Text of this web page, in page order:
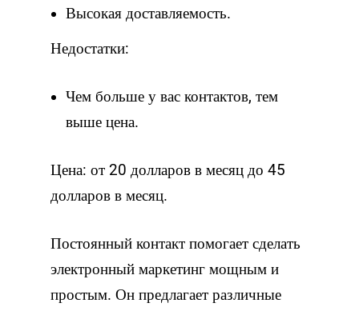
Высокая доставляемость.
Недостатки:
Чем больше у вас контактов, тем
выше цена.
Цена: от 20 долларов в месяц до 45
долларов в месяц.
Постоянный контакт помогает сделать
электронный маркетинг мощным и
простым. Он предлагает различные